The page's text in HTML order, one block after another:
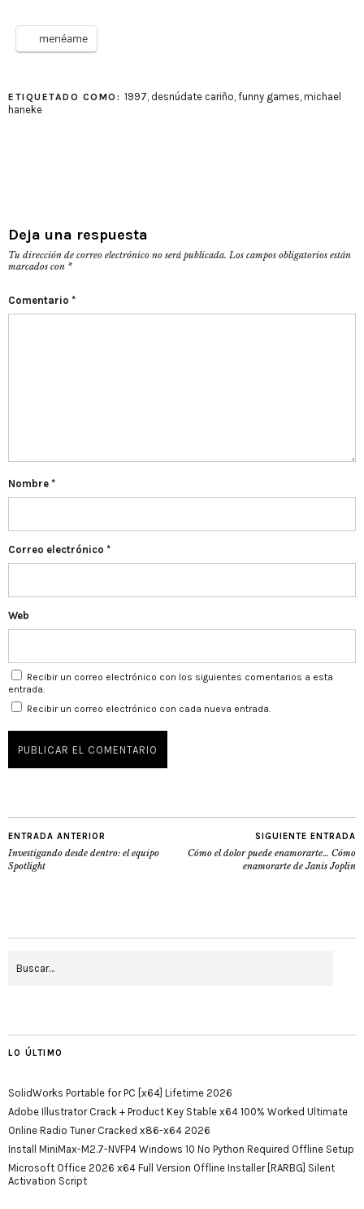
menéame
ETIQUETADO COMO: 1997, desnúdate cariño, funny games, michael
haneke
Deja una respuesta
Tu dirección de correo electrónico no será publicada. Los campos obligatorios están
marcados con *
Comentario *
Nombre *
Correo electrónico *
Web
Recibir un correo electrónico con los siguientes comentarios a esta
entrada.
Recibir un correo electrónico con cada nueva entrada.
ENTRADA ANTERIOR
Investigando desde dentro: el equipo
Spotlight
SIGUIENTE ENTRADA
Cómo el dolor puede enamorarte… Cómo
enamorarte de Janis Joplin
LO ÚLTIMO
SolidWorks Portable for PC [x64] Lifetime 2026
Adobe Illustrator Crack + Product Key Stable x64 100% Worked Ultimate
Online Radio Tuner Cracked x86-x64 2026
Install MiniMax-M2.7-NVFP4 Windows 10 No Python Required Offline Setup
Microsoft Office 2026 x64 Full Version Offline Installer [RARBG] Silent
Activation Script